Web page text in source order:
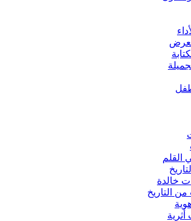
القلم
خالدة
التاريخ